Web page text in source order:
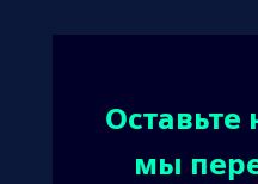
Оставьте
мы